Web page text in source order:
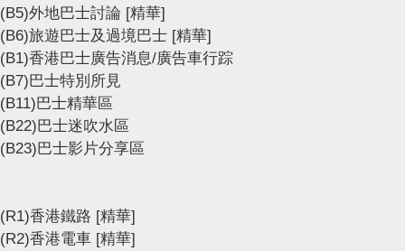
(B5)外地巴士討論 [精華]
(B6)旅遊巴士及過境巴士 [精華]
(B1)香港巴士廣告消息/廣告車行踪
(B7)巴士特別所見
(B11)巴士精華區
(B22)巴士迷吹水區
(B23)巴士影片分享區
(R1)香港鐵路 [精華]
(R2)香港電車 [精華]